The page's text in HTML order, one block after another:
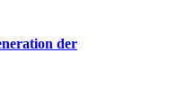
der